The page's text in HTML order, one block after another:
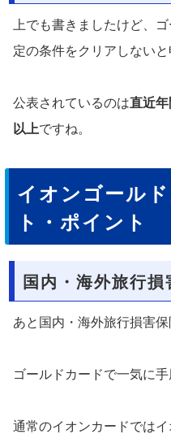
上でも書きましたけど、
定の条件をクリアしない
公表されているのは直近
以上ですね。
イオンゴール
ト・ポイント
国内・海外旅行
あと国内・海外旅行損害保
ゴールドカードで一気に手
通常のイオンカードでは